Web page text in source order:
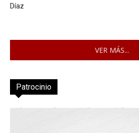
Díaz
VER MÁS...
Patrocinio